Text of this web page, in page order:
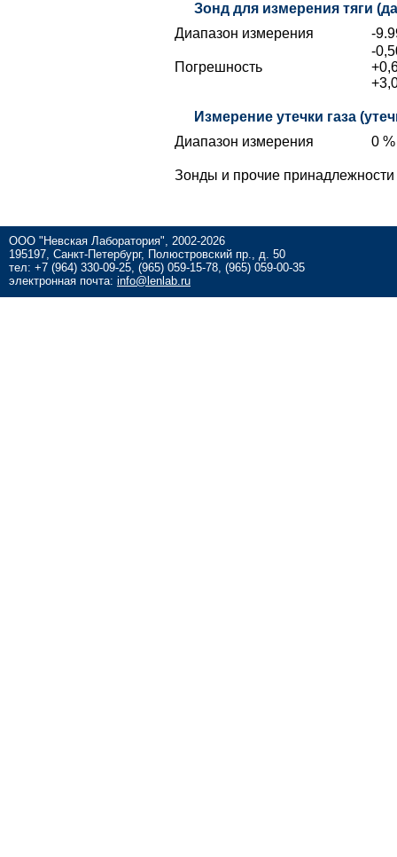
Зонд для измерения тяги
Диапазон измерения
-
Погрешность
-
Измерение утечки газа
Диапазон измерения
0
Зонды и прочие
ООО "Невская Лаборатория", 2002-2026
195197, Санкт-Петербург, Полюстровский пр., д. 50
тел: +7 (964) 330-09-25, (965) 059-15-78, (965) 059-00-35
электронная почта: info@lenlab.ru